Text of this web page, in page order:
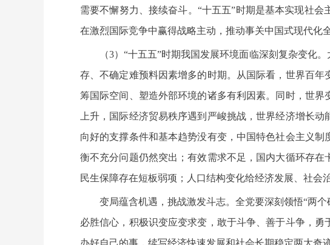
需要不懈努力、接续奋斗。“十五五”时期是基本实现社
在激烈国际竞争中赢得战略主动，推动事关中国式现代化
（3）“十五五”时期我国发展环境面临深刻复杂变化
存、不确定难预料因素增多的时期。从国际看，世界百
筹国际空间、塑造外部环境的诸多有利因素。同时，世
上升，国际经济贸易秩序遇到严峻挑战，世界经济增长
向好的支撑条件和基本趋势没有变，中国特色社会主义
衡不充分问题仍然突出；有效需求不足，国内大循环存
民生保障存在短板弱项；人口结构变化给经济发展、社会
变局蕴含机遇，挑战激发斗志。全党要深刻领悟“两
必胜信心，积极识变应变求变，敢于斗争、善于斗争，
办好自己的事，续写经济快速发展和社会长期稳定两大奇